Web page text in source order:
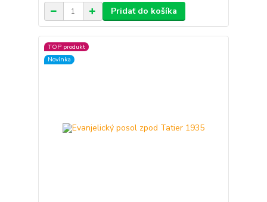
Pridať do košíka
TOP produkt
Novinka